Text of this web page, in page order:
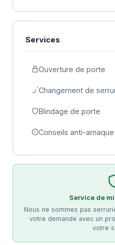
Services
Ouverture de porte
Changement de
Blindage de porte
Conseils anti-arnaque
Service de
Nous ne sommes pas
votre demande avec un
votre